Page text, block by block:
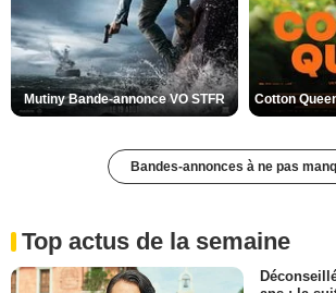
Mutiny Bande-annonce VO STFR
Bandes-annonces à ne pas
Top actus de la semaine